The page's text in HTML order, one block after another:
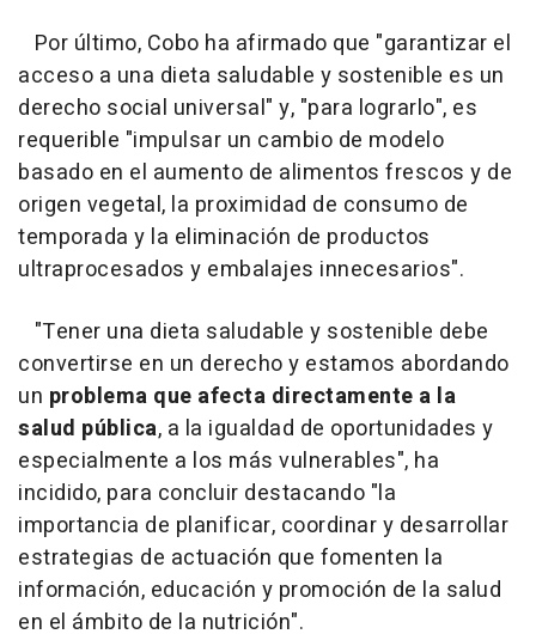
Por último, Cobo ha afirmado que "garantizar el
acceso a una dieta saludable y sostenible es un
derecho social universal" y, "para lograrlo", es
requerible "impulsar un cambio de modelo
basado en el aumento de alimentos frescos y de
origen vegetal, la proximidad de consumo de
temporada y la eliminación de productos
ultraprocesados y embalajes innecesarios".
"Tener una dieta saludable y sostenible debe
convertirse en un derecho y estamos abordando
un problema que afecta directamente a la
salud pública, a la igualdad de oportunidades y
especialmente a los más vulnerables", ha
incidido, para concluir destacando "la
importancia de planificar, coordinar y desarrollar
estrategias de actuación que fomenten la
información, educación y promoción de la salud
en el ámbito de la nutrición".